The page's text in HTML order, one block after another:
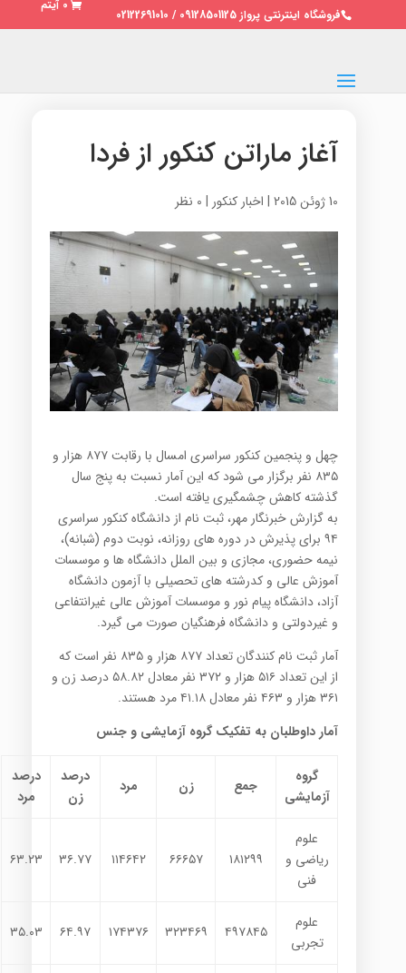
فروشگاه اینترنتی پرواز 09128501125 / 02122691010
0 آیتم
آغاز ماراتن کنکور از فردا
10 ژوئن 2015 | اخبار کنکور | 0 نظر
چهل و پنجمین کنکور سراسری امسال با رقابت ۸۷۷ هزار و
۸۳۵ نفر برگزار می شود که این آمار نسبت به پنج سال
گذشته کاهش چشمگیری یافته است.
به گزارش خبرنگار مهر، ثبت نام از دانشگاه کنکور سراسری
۹۴ برای پذیرش در دوره های روزانه، نوبت دوم (شبانه)،
نیمه حضوری، مجازی و بین الملل دانشگاه ها و موسسات
آموزش عالی و کدرشته های تحصیلی با آزمون دانشگاه
آزاد، دانشگاه پیام نور و موسسات آموزش عالی غیرانتفاعی
و غیردولتی و دانشگاه فرهنگیان صورت می گیرد.
آمار ثبت نام کنندگان تعداد ۸۷۷ هزار و ۸۳۵ نفر است که
از این تعداد ۵۱۶ هزار و ۳۷۲ نفر معادل ۵۸.۸۲ درصد زن و
۳۶۱ هزار و ۴۶۳ نفر معادل ۴۱.۱۸ مرد هستند.
آمار داوطلبان به تفکیک گروه آزمایشی و جنس
گروه
آزمایشی
جمع زن مرد
درصد
زن
درصد
مرد
علوم
ریاضی و
فنی
۱۸۱۲۹۹ ۶۶۶۵۷ ۱۱۴۶۴۲ ۳۶.۷۷ ۶۳.۲۳
علوم
تجربی
۴۹۷۸۴۵ ۳۲۳۴۶۹ ۱۷۴۳۷۶ ۶۴.۹۷ ۳۵.۰۳